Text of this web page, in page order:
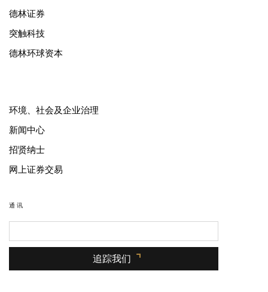
德林证券
突触科技
德林环球资本
环境、社会及企业治理
新闻中心
招贤纳士
网上证券交易
通讯
追踪我们